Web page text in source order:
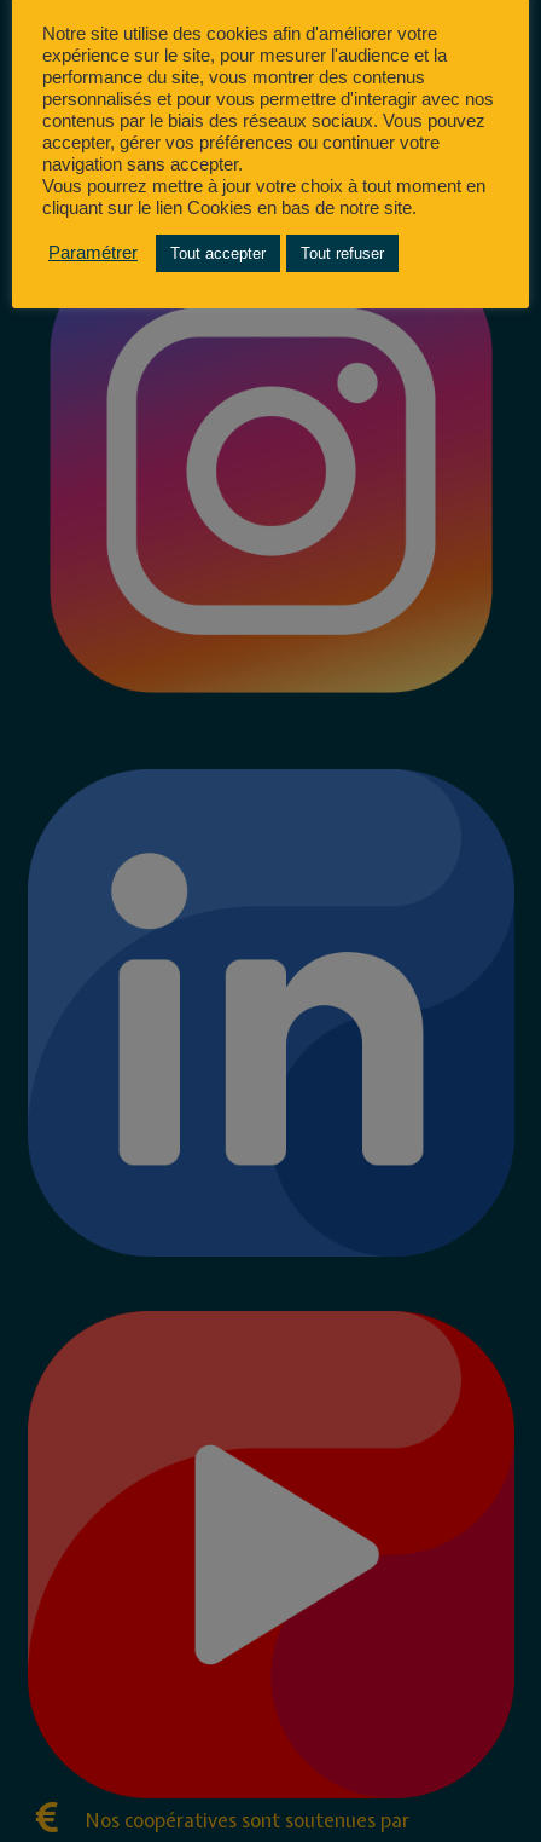
Nos coopératives sont soutenues par
Notre site utilise des cookies afin d'améliorer votre
expérience sur le site, pour mesurer l'audience et la
performance du site, vous montrer des contenus
personnalisés et pour vous permettre d'interagir avec nos
contenus par le biais des réseaux sociaux. Vous pouvez
accepter, gérer vos préférences ou continuer votre
navigation sans accepter.
Vous pourrez mettre à jour votre choix à tout moment en
cliquant sur le lien Cookies en bas de notre site.
Paramétrer Tout accepter Tout refuser